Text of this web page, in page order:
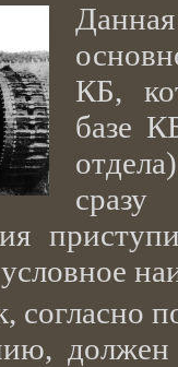
КБ,
базе
согласно
должен